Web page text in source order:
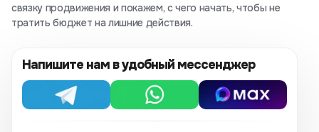
связку продвижения и покажем, с чего начать, чтобы не
тратить бюджет на лишние действия.
Напишите нам в удобный мессенджер
Telegram WhatsApp MAX